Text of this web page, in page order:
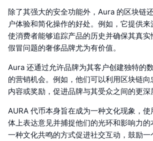
除了其强大的安全功能外，Aura 的区块链
户体验和简化操作的好处。例如，它提供来
使消费者能够追踪产品的历史并确保其真
假冒问题的奢侈品牌尤为有价值。
Aura 还通过允许品牌为其客户创建独特的
的营销机会。例如，他们可以利用区块链
内容或奖励，促进品牌与其受众之间的更深
AURA 代币本身旨在成为一种文化现象，
体上表达意见并捕捉他们的光环和影响力
一种文化共鸣的方式促进社交互动，鼓励